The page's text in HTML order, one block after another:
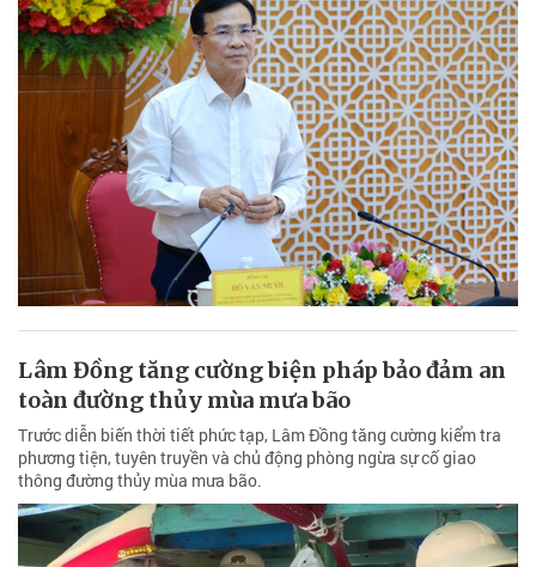
Lâm Đồng tăng cường biện pháp bảo đảm an
toàn đường thủy mùa mưa bão
Trước diễn biến thời tiết phức tạp, Lâm Đồng tăng cường kiểm tra
phương tiện, tuyên truyền và chủ động phòng ngừa sự cố giao
thông đường thủy mùa mưa bão.